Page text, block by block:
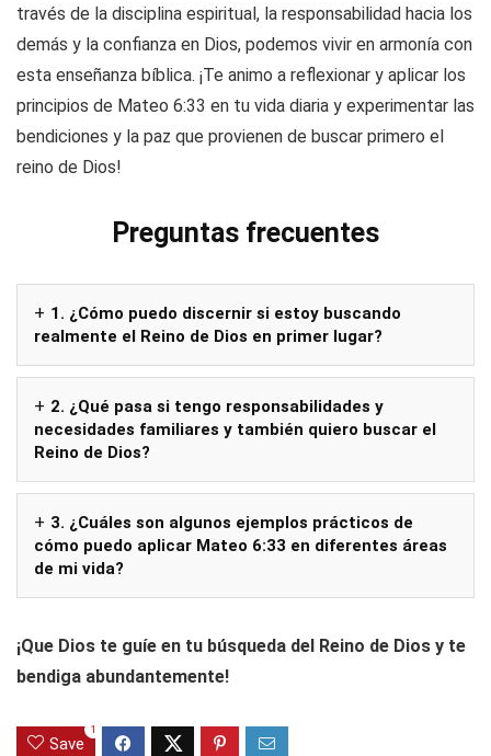
través de la disciplina espiritual, la responsabilidad hacia los
demás y la confianza en Dios, podemos vivir en armonía con
esta enseñanza bíblica. ¡Te animo a reflexionar y aplicar los
principios de Mateo 6:33 en tu vida diaria y experimentar las
bendiciones y la paz que provienen de buscar primero el
reino de Dios!
Preguntas frecuentes
1. ¿Cómo puedo discernir si estoy buscando
realmente el Reino de Dios en primer lugar?
2. ¿Qué pasa si tengo responsabilidades y
necesidades familiares y también quiero buscar el
Reino de Dios?
3. ¿Cuáles son algunos ejemplos prácticos de
cómo puedo aplicar Mateo 6:33 en diferentes áreas
de mi vida?
¡Que Dios te guíe en tu búsqueda del Reino de Dios y te
bendiga abundantemente!
Save
1